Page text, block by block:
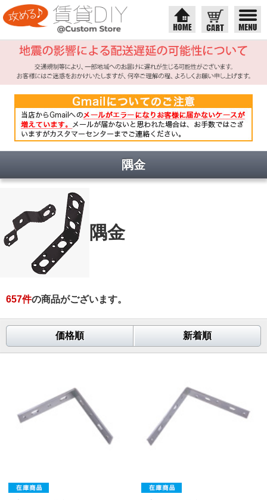
隅金
隅金
657件の商品がございます。
価格順 新着順